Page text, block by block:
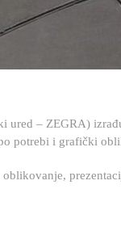
ured – ZEGRA)
potrebi i grafički